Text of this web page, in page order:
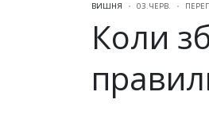
ВИШНЯ 03.ЧЕРВ.
Коли